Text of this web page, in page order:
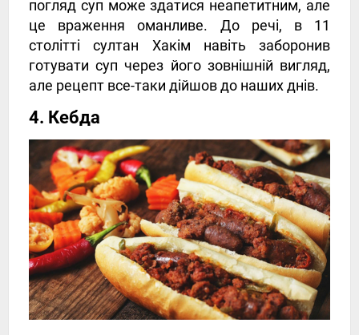
погляд суп може здатися неапетитним, але
це враження оманливе. До речі, в 11
столітті султан Хакім навіть заборонив
готувати суп через його зовнішній вигляд,
але рецепт все-таки дійшов до наших днів.
4. Кебда